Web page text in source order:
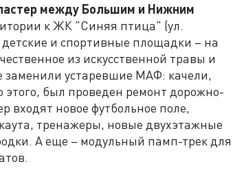
между Большим и Нижним
к ЖК "Синяя птица" (ул.
и спортивные площадки – на
из искусственной травы и
заменили устаревшие МАФ: качели,
был проведен ремонт дорожно-
входят новое футбольное поле,
тренажеры, новые двухэтажные
А еще – модульный памп-трек для